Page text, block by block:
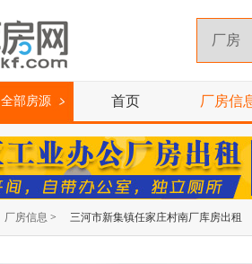
全部房源 首页 厂房信
厂房信息 > 三河市新集镇任家庄村南厂库房出租